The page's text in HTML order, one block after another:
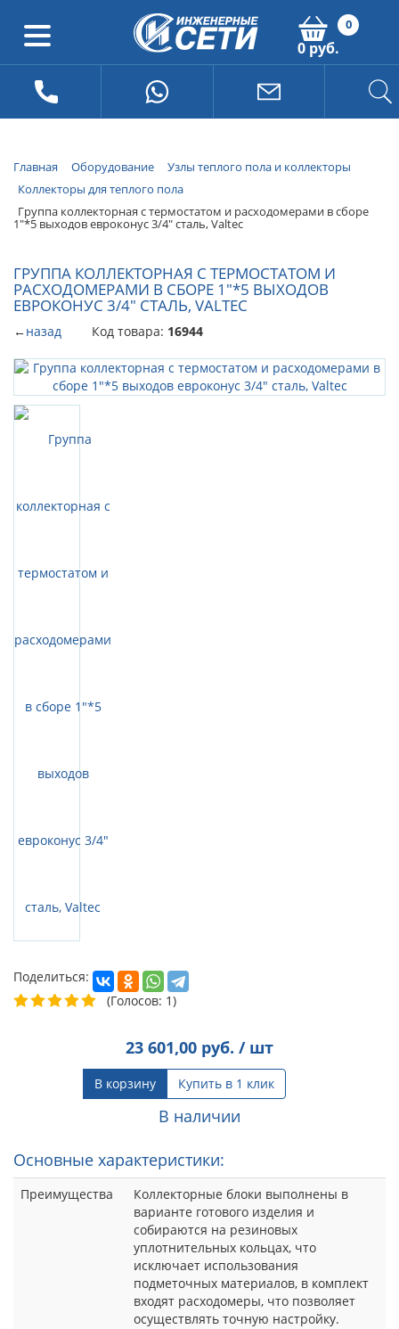
0
0 руб.
Главная Оборудование
Узлы теплого пола и коллекторы
Коллекторы для теплого пола
Группа коллекторная с термостатом и расходомерами в сборе
1"*5 выходов евроконус 3/4" сталь, Valtec
ГРУППА КОЛЛЕКТОРНАЯ С ТЕРМОСТАТОМ И
РАСХОДОМЕРАМИ В СБОРЕ 1"*5 ВЫХОДОВ
ЕВРОКОНУС 3/4" СТАЛЬ, VALTEC
←назад Код товара: 16944
Поделиться:
(Голосов: 1)
23 601,00 руб. / шт
В корзину Купить в 1 клик
В наличии
Основные характеристики:
Преимущества
Коллекторные блоки выполнены в
варианте готового изделия и
собираются на резиновых
уплотнительных кольцах, что
исключает использования
подметочных материалов, в комплект
входят расходомеры, что позволяет
осуществлять точную настройку.